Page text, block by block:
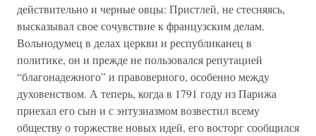
действительно и черные овцы: Пристлей, не стесняясь,
высказывал свое сочувствие к французским делам.
Вольнодумец в делах церкви и республиканец в
политике, он и прежде не пользовался репутацией
“благонадежного” и правоверного, особенно между
духовенством. А теперь, когда в 1791 году из Парижа
приехал его сын и с энтузиазмом возвестил всему
обществу о торжестве новых идей, его восторг сообщился